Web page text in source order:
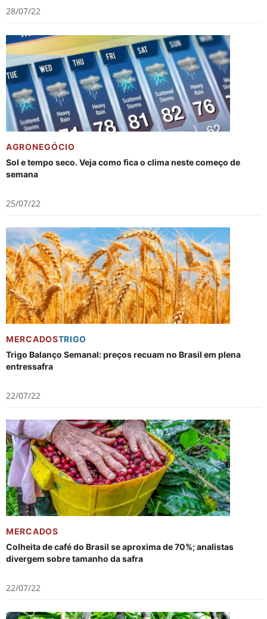
28/07/22
AGRONEGÓCIO
Sol e tempo seco. Veja como fica o clima neste começo de
semana
25/07/22
MERCADOSTRIGO
Trigo Balanço Semanal: preços recuam no Brasil em plena
entressafra
22/07/22
MERCADOS
Colheita de café do Brasil se aproxima de 70%; analistas
divergem sobre tamanho da safra
22/07/22